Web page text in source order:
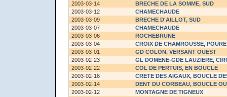
2003-03-14
BRECHE DE LA SOMME, SUD
2003-03-12
CHAMECHAUDE
2003-03-09
BRECHE D'AILLOT, SUD
2003-03-07
CHAMECHAUDE
2003-03-06
ROCHEBRUNE
2003-03-04
CROIX DE CHAMROUSSE,
2003-03-01
GD COLON, VERSANT OUEST
2003-02-23
GL DOMENE-GDE LAUZIERE,
2003-02-22
COL DE PERTUIS, EN BOUCLE
2003-02-16
CRETE DES AIGAUX, BOUCLE
2003-02-14
DENT DU CORBEAU, BOUCLE
2003-02-12
MONTAGNE DE TIGNEUX